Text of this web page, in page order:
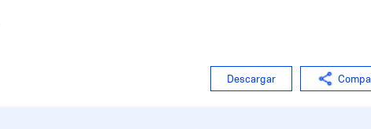
Descargar